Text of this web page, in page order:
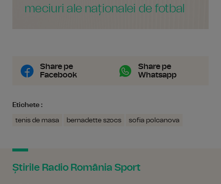
meciuri ale naționalei de fotbal
Share pe
Facebook
Share pe
Whatsapp
Etichete :
tenis de masa bernadette szocs sofia polcanova
Știrile Radio România Sport